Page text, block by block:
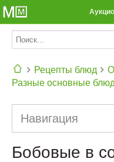
Рецепты блюд
Разные основные
Навигация
Бобовые в